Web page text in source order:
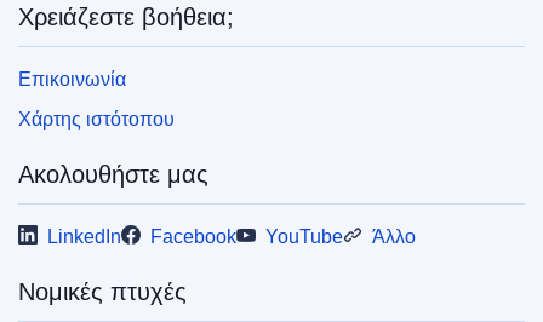
Χρειάζεστε βοήθεια;
Επικοινωνία
Χάρτης ιστότοπου
Ακολουθήστε μας
LinkedIn Facebook YouTube Άλλο
Νομικές πτυχές